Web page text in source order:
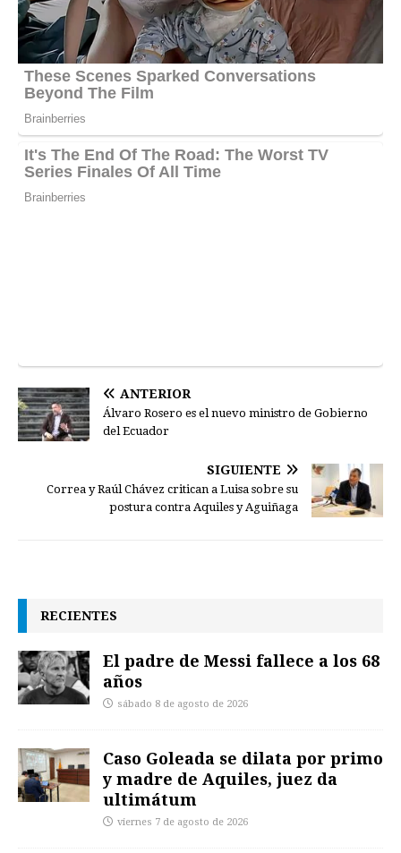
ANTERIOR
Álvaro Rosero es el nuevo ministro de Gobierno
del Ecuador
SIGUIENTE
Correa y Raúl Chávez critican a Luisa sobre su
postura contra Aquiles y Aguiñaga
RECIENTES
El padre de Messi fallece a los 68
años
sábado 8 de agosto de 2026
Caso Goleada se dilata por primo
y madre de Aquiles, juez da
ultimátum
viernes 7 de agosto de 2026